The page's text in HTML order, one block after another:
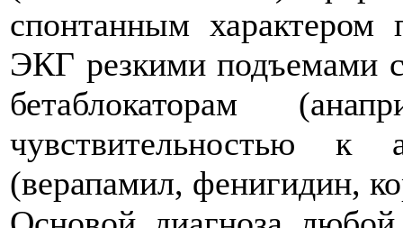
спонтанным характером
ЭКГ резкими подъемами
бетаблокаторам
чувствительностью к
(верапамил, фенигидин,